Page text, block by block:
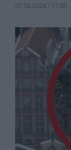
07.08.2026 / 17:05